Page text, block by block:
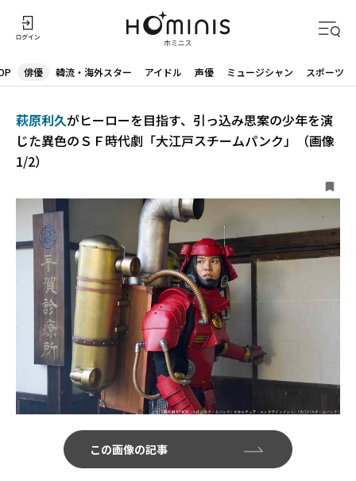
俳優 韓流・海外スター アイドル 声優 ミュージシャン スポーツ
萩原利久がヒーローを目指す、引っ込み思案の少年を演
じた異色のＳＦ時代劇「大江戸スチームパンク」（画像
1/2）
この画像の記事